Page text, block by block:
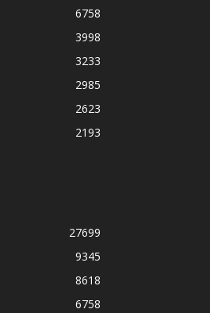
6758
3998
3233
2985
2623
2193
27699
9345
8618
6758